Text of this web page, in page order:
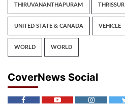
THIRUVANANTHAPURAM THRISSUR
UNITED STATE & CANADA VEHICLE
WORLD WORLD
CoverNews Social